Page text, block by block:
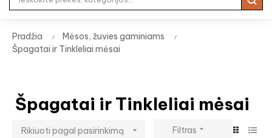
Pradžia
Mėsos, žuvies gaminiams
Špagatai ir Tinkleliai mėsai
Špagatai ir Tinkleliai mėsai
Rikiuoti pagal pasirinkimą  Filtras 